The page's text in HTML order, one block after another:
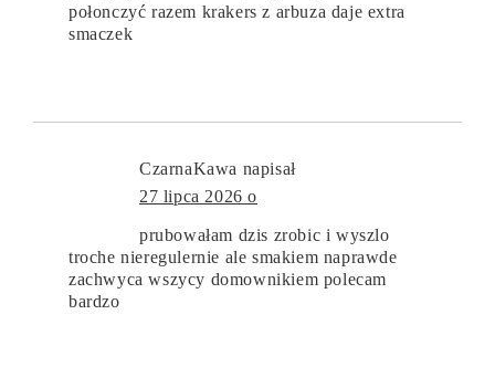
połonczyć razem krakers z arbuza daje extra
smaczek
CzarnaKawa napisał
27 lipca 2026 o
prubowałam dzis zrobic i wyszlo
troche nieregulernie ale smakiem naprawde
zachwyca wszycy domownikiem polecam
bardzo